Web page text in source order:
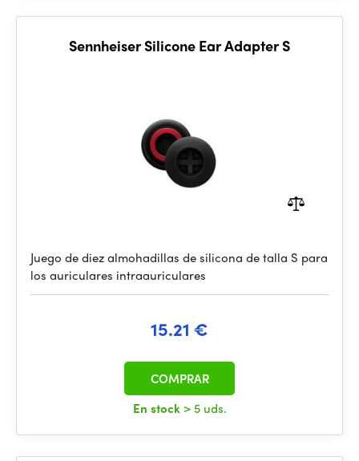
Sennheiser Silicone Ear Adapter S
Juego de diez almohadillas de silicona de talla S para
los auriculares intraauriculares
15.21 €
En stock > 5 uds.
COMPRAR